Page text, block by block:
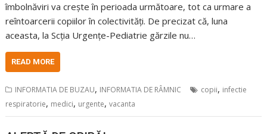
îmbolnăviri va crește în perioada următoare, tot ca urmare a
reîntoarcerii copiilor în colectivități. De precizat că, luna
aceasta, la Scția Urgențe-Pediatrie gărzile nu…
READ MORE
INFORMATIA DE BUZAU, INFORMATIA DE RÂMNIC copii, infectie
respiratorie, medici, urgente,vacanta